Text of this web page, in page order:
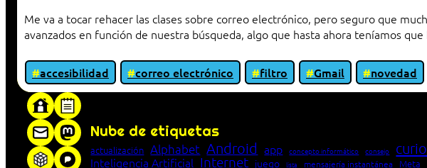
Me va a tocar rehacer las clases sobre correo electrónico, pero seguro que
avanzados en función de nuestra búsqueda, algo que hasta ahora teníamos
accesibilidad correo electrónico filtro Gmail
novedad
Nube de etiquetas
actualización Alphabet Android app concepto informático consejo
Inteligencia Artificial Internet juego lista mensajería instantánea Meta